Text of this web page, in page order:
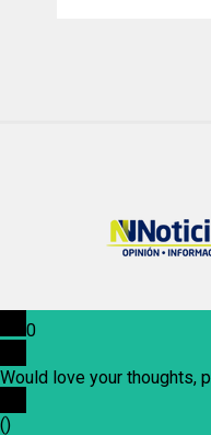
0
Would love your thoughts,
()